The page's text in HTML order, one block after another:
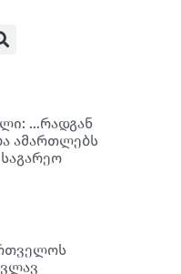
…რადგან
ამართლებს